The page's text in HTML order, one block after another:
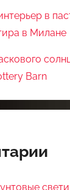
в
в Милане
Barn